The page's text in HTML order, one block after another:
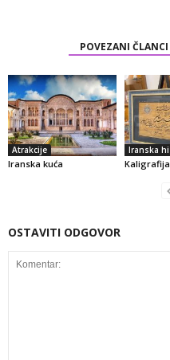
POVEZANI ČLANCI
Atrakcije
Iranska kuća Kaligrafija
OSTAVITI ODGOVOR